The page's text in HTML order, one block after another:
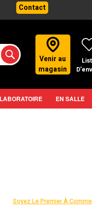
Contact
Venir au
magasin
EN SALLE
Soyez Le Premier À